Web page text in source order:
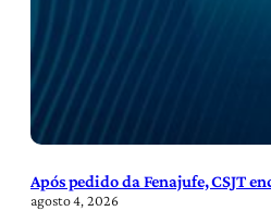
Após pedido da Fenajufe, CSJT
agosto 4, 2026